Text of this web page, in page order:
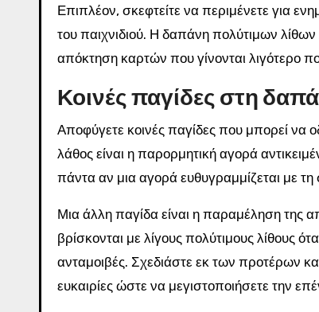
Επιπλέον, σκεφτείτε να περιμένετε για
του παιχνιδιού. Η δαπάνη πολύτιμων
απόκτηση καρτών που γίνονται λιγότερο
Κοινές παγίδες στη
Αποφύγετε κοινές παγίδες που μπορεί
λάθος είναι η παρορμητική αγορά
πάντα αν μια αγορά ευθυγραμμίζεται με
Μια άλλη παγίδα είναι η παραμέληση της
βρίσκονται με λίγους πολύτιμους λίθους
ανταμοιβές. Σχεδιάστε εκ των προτέρων
ευκαιρίες ώστε να μεγιστοποιήσετε την